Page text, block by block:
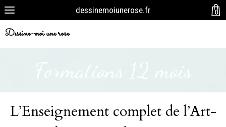
dessinemoiunerose.fr
Dessine-moi une rose
Formations 12 mois
L’Enseignement complet de l’Art-
0